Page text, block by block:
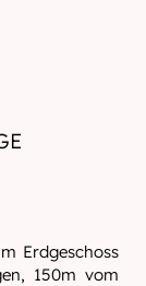
Erdgeschoss
150m vom